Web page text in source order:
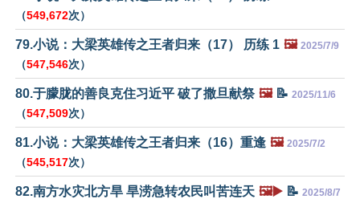
（549,672次）
79.小说：大梁英雄传之王者归来（17） 历练 1 🖼️ 2025/7/9
（547,546次）
80.于朦胧的善良克住习近平 破了撒旦献祭 🖼️📝 2025/11/6
（547,509次）
81.小说：大梁英雄传之王者归来（16）重逢 🖼️ 2025/7/2
（545,517次）
82.南方水灾北方旱 旱涝急转农民叫苦连天 🖼️▶️ 📝 2025/8/7